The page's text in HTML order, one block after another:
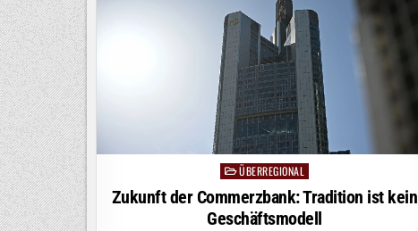
PostedÜBERREGIONAL
Zukunft der Commerzbank: Tradition ist kein
Geschäftsmodell